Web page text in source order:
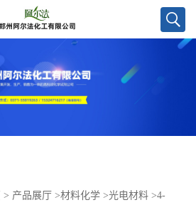
> 产品展厅 >材料化学 >光电材料 >4-